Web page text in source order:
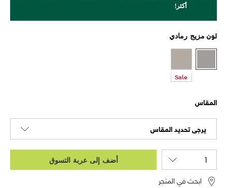
أكثر!
لون مزيج رمادي
Sale
المقاس
يرجى تحديد المقاس
أضف إلى عربة التسوق
ابحث في المتجر